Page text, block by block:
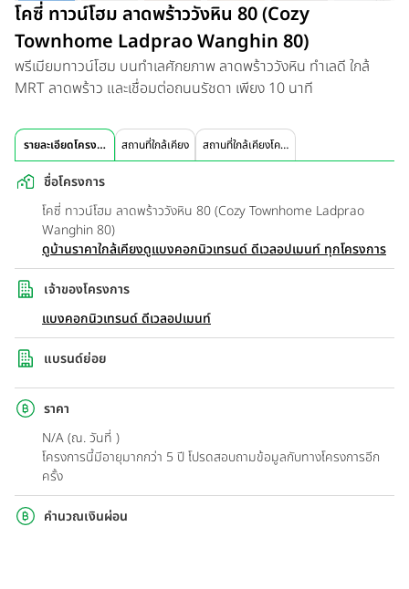
โคซี่ ทาวน์โฮม ลาดพร้าววังหิน 80 (Cozy
Townhome Ladprao Wanghin 80)
พรีเมียมทาวน์โฮม บนทำเลศักยภาพ ลาดพร้าววังหิน ทำเลดี ใกล้
MRT ลาดพร้าว และเชื่อมต่อถนนรัชดา เพียง 10 นาที
รายละเอียดโครงการ สถานที่ใกล้เคียง สถานที่ใกล้เคียงโครงการ
ชื่อโครงการ
โคซี่ ทาวน์โฮม ลาดพร้าววังหิน 80 (Cozy Townhome Ladprao
Wanghin 80)
ดูบ้านราคาใกล้เคียงดูแบงคอกนิวเทรนด์ ดีเวลอปเมนท์ ทุกโครงการ
เจ้าของโครงการ
แบงคอกนิวเทรนด์ ดีเวลอปเมนท์
แบรนด์ย่อย
ราคา
N/A (ณ. วันที่ )
โครงการนี้มีอายุมากกว่า 5 ปี โปรดสอบถามข้อมูลกับทางโครงการอีก
ครั้ง
คำนวณเงินผ่อน